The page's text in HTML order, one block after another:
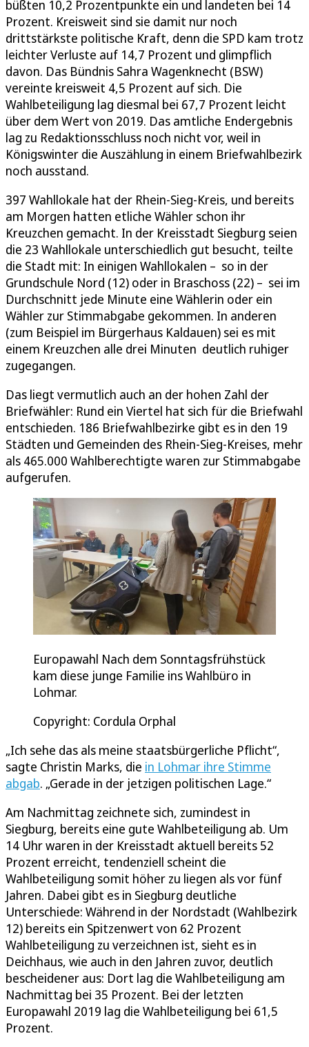
büßten 10,2 Prozentpunkte ein und landeten bei 14
Prozent. Kreisweit sind sie damit nur noch
drittstärkste politische Kraft, denn die SPD kam trotz
leichter Verluste auf 14,7 Prozent und glimpflich
davon. Das Bündnis Sahra Wagenknecht (BSW)
vereinte kreisweit 4,5 Prozent auf sich. Die
Wahlbeteiligung lag diesmal bei 67,7 Prozent leicht
über dem Wert von 2019. Das amtliche Endergebnis
lag zu Redaktionsschluss noch nicht vor, weil in
Königswinter die Auszählung in einem Briefwahlbezirk
noch ausstand.
397 Wahllokale hat der Rhein-Sieg-Kreis, und bereits
am Morgen hatten etliche Wähler schon ihr
Kreuzchen gemacht. In der Kreisstadt Siegburg seien
die 23 Wahllokale unterschiedlich gut besucht, teilte
die Stadt mit: In einigen Wahllokalen – so in der
Grundschule Nord (12) oder in Braschoss (22) – sei im
Durchschnitt jede Minute eine Wählerin oder ein
Wähler zur Stimmabgabe gekommen. In anderen
(zum Beispiel im Bürgerhaus Kaldauen) sei es mit
einem Kreuzchen alle drei Minuten deutlich ruhiger
zugegangen.
Das liegt vermutlich auch an der hohen Zahl der
Briefwähler: Rund ein Viertel hat sich für die Briefwahl
entschieden. 186 Briefwahlbezirke gibt es in den 19
Städten und Gemeinden des Rhein-Sieg-Kreises, mehr
als 465.000 Wahlberechtigte waren zur Stimmabgabe
aufgerufen.
Europawahl Nach dem Sonntagsfrühstück
kam diese junge Familie ins Wahlbüro in
Lohmar.
Copyright: Cordula Orphal
„Ich sehe das als meine staatsbürgerliche Pflicht“,
sagte Christin Marks, die in Lohmar ihre Stimme
abgab. „Gerade in der jetzigen politischen Lage.“
Am Nachmittag zeichnete sich, zumindest in
Siegburg, bereits eine gute Wahlbeteiligung ab. Um
14 Uhr waren in der Kreisstadt aktuell bereits 52
Prozent erreicht, tendenziell scheint die
Wahlbeteiligung somit höher zu liegen als vor fünf
Jahren. Dabei gibt es in Siegburg deutliche
Unterschiede: Während in der Nordstadt (Wahlbezirk
12) bereits ein Spitzenwert von 62 Prozent
Wahlbeteiligung zu verzeichnen ist, sieht es in
Deichhaus, wie auch in den Jahren zuvor, deutlich
bescheidener aus: Dort lag die Wahlbeteiligung am
Nachmittag bei 35 Prozent. Bei der letzten
Europawahl 2019 lag die Wahlbeteiligung bei 61,5
Prozent.